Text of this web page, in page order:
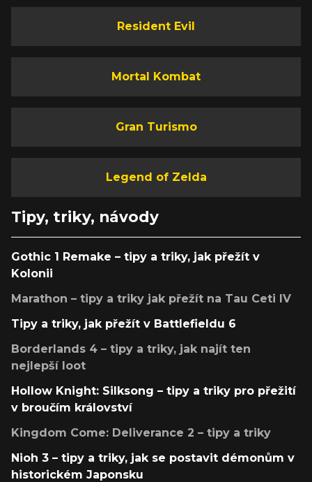
Resident Evil
Mortal Kombat
Gran Turismo
Legend of Zelda
Tipy, triky, návody
Gothic 1 Remake – tipy a triky, jak přežít v
Kolonii
Marathon – tipy a triky jak přežít na Tau Ceti IV
Tipy a triky, jak přežít v Battlefieldu 6
Borderlands 4 – tipy a triky, jak najít ten
nejlepší loot
Hollow Knight: Silksong – tipy a triky pro přežití
v broučím království
Kingdom Come: Deliverance 2 – tipy a triky
Nioh 3 – tipy a triky, jak se postavit démonům v
historickém Japonsku